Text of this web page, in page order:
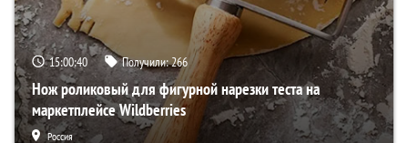
15:00:39 Получили:266
Нож роликовый для фигурной нарезки теста на
маркетплейсе Wildberries
Россия